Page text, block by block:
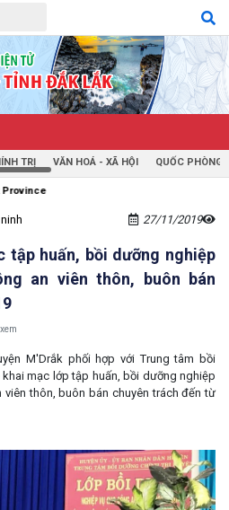
Tiếng Việt Tiếng Anh
TRỊ VĂN HOÁ - XÃ HỘI QUỐC PHÒNG
27/11/2019
tập huấn, bồi dưỡng nghiệp
an viên thôn, buôn bán
M'Drắk phối hợp với Trung tâm bồi
mạc lớp tập huấn, bồi dưỡng nghiệp
thôn, buôn bán chuyên trách đến từ